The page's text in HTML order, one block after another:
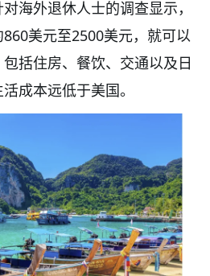
海外退休人士的调查显示，
美元至2500美元，就可以
括住房、餐饮、交通以及日
成本远低于美国。